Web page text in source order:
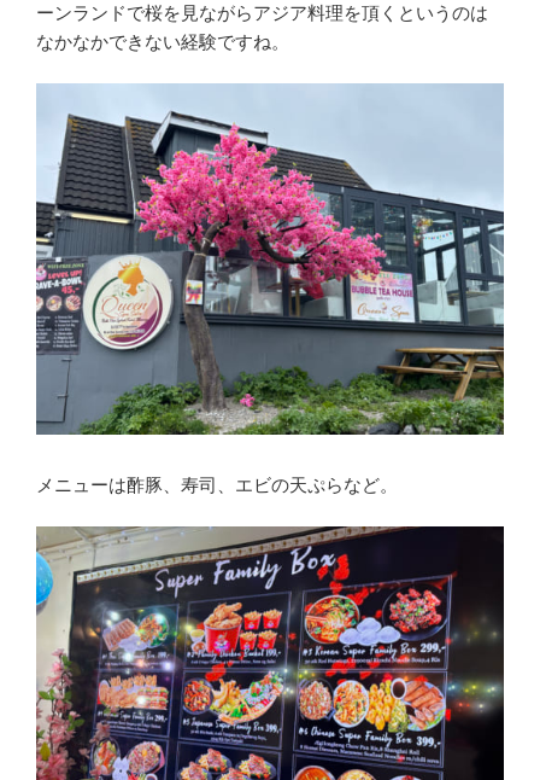
ーンランドで桜を見ながらアジア料理を頂くというのは
なかなかできない経験ですね。
メニューは酢豚、寿司、エビの天ぷらなど。